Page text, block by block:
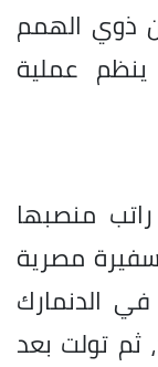
ذوي الهمم
عملية
منصبها
سفيرة مصرية
الدنمارك
خلال الفترة من 1979 إلى 1981، ثم تولت بعد